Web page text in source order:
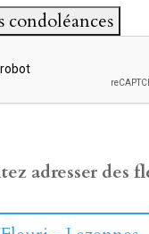
adresser des